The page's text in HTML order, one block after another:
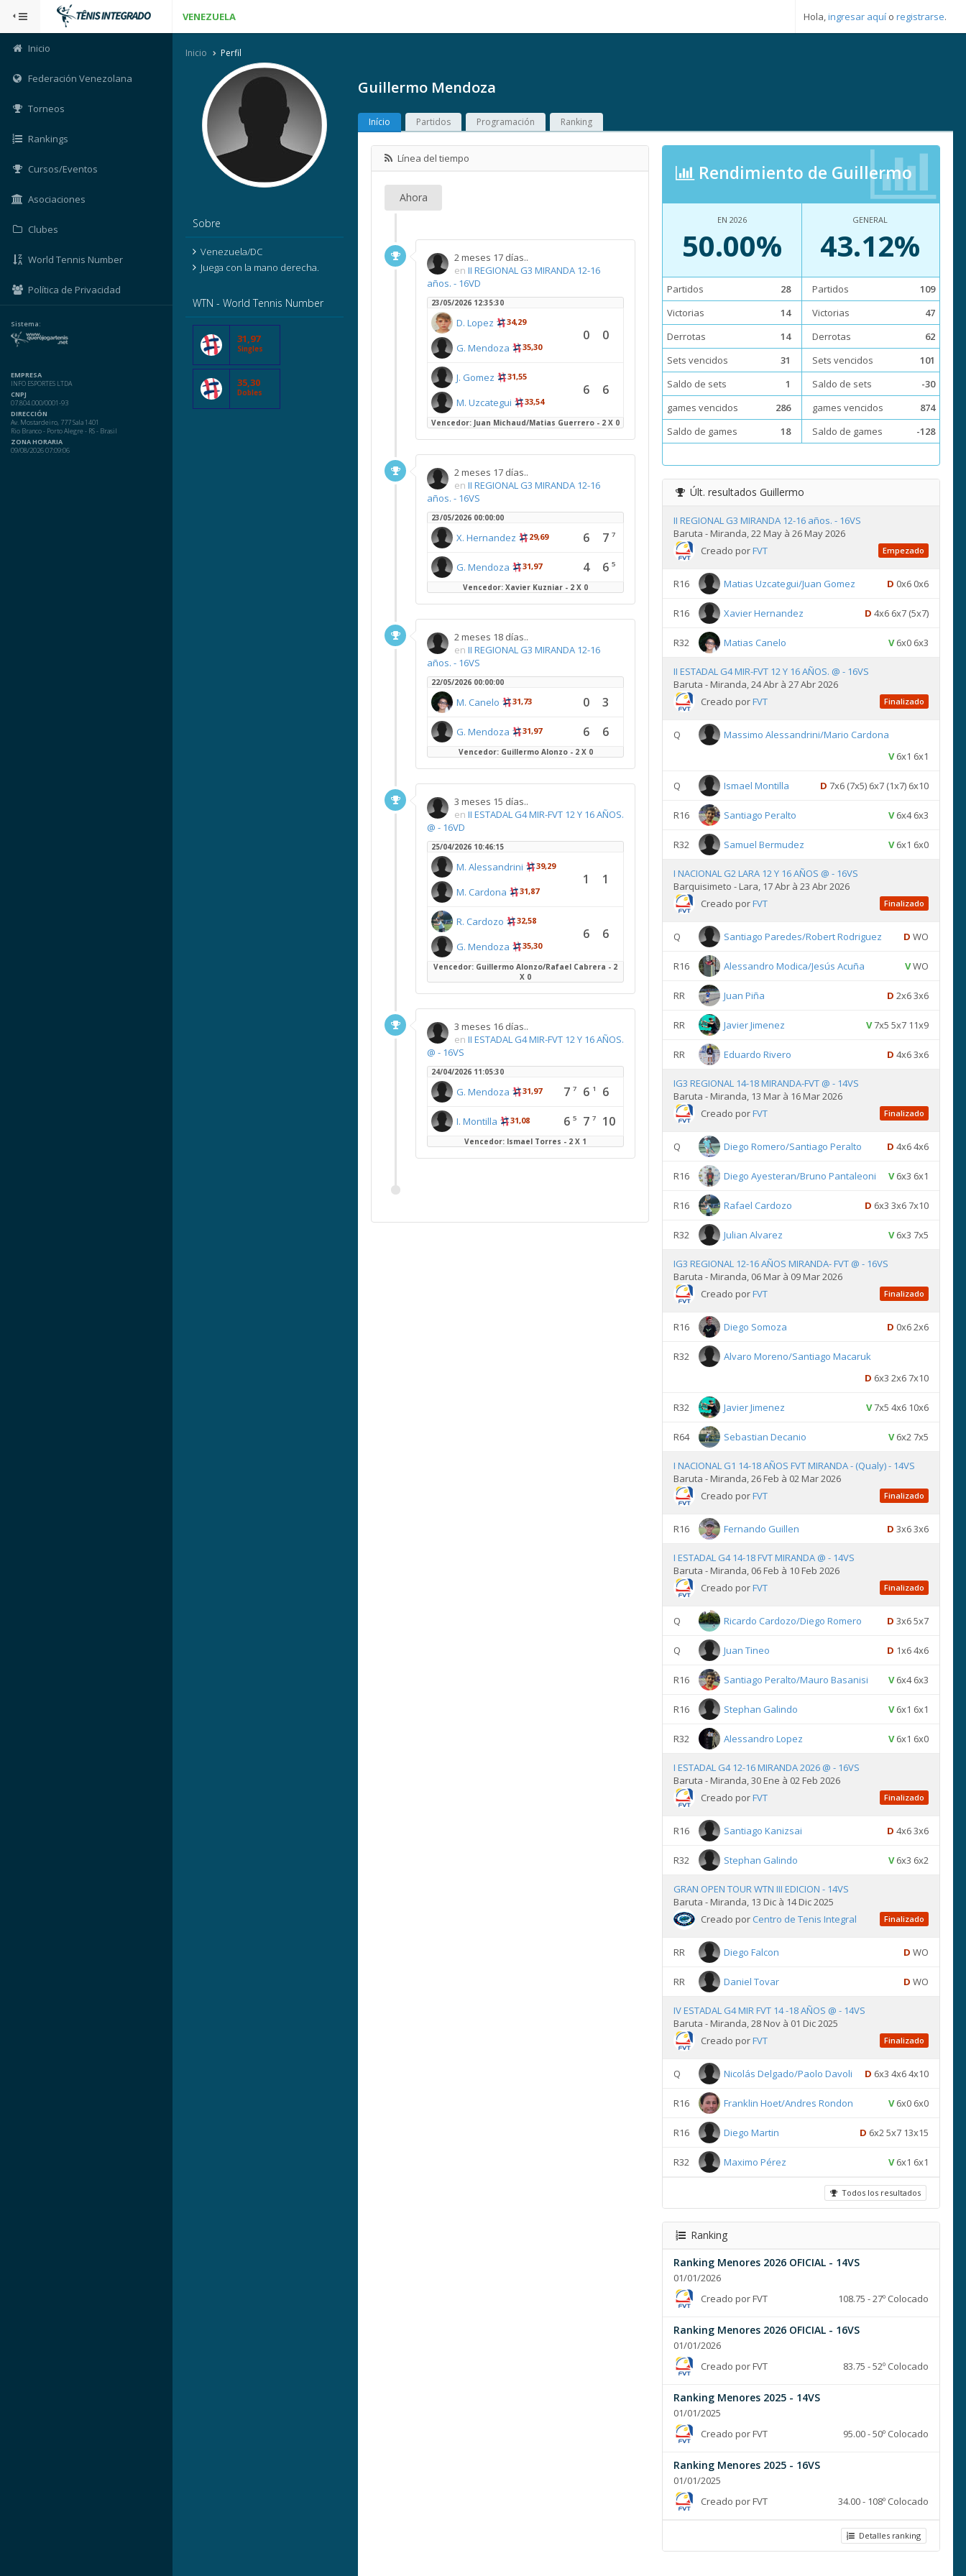
VENEZUELA Hola,ingresar aquí o registrarse.
Inicio
Federación Venezolana
Torneos
Rankings
Cursos/Eventos
Asociaciones
Clubes
World Tennis Number
Política de Privacidad
Sistema:
EMPRESA
INFO ESPORTES LTDA
CNPJ
07.804.000/0001-93
DIRECCIÓN
Av. Mostardeiro, 777 Sala 1401
Rio Branco - Porto Alegre - RS - Brasil
ZONA HORARIA
09/08/2026 07:09:06
Inicio Perfil
Guillermo Mendoza
Sobre
Venezuela/DC
Juega con la mano derecha.
WTN - World Tennis Number
31,97
Singles
35,30
Dobles
Início Partidos Programación Ranking
Línea del tiempo
Ahora
2 meses 17 días..
en II REGIONAL G3 MIRANDA 12-16
años. - 16VD
23/05/2026 12:35:30
D. Lopez 34,29
G. Mendoza 35,30
0 0
J. Gomez 31,55
M. Uzcategui 33,54
6 6
Vencedor: Juan Michaud/Matias Guerrero - 2 X 0
2 meses 17 días..
en II REGIONAL G3 MIRANDA 12-16
años. - 16VS
23/05/2026 00:00:00
X. Hernandez 29,69 6 7 7
G. Mendoza 31,97 4 6 5
Vencedor: Xavier Kuzniar - 2 X 0
2 meses 18 días..
en II REGIONAL G3 MIRANDA 12-16
años. - 16VS
22/05/2026 00:00:00
M. Canelo 31,73 0 3
G. Mendoza 31,97 6 6
Vencedor: Guillermo Alonzo - 2 X 0
3 meses 15 días..
en II ESTADAL G4 MIR-FVT 12 Y 16 AÑOS.
@ - 16VD
25/04/2026 10:46:15
M. Alessandrini 39,29
M. Cardona 31,87
1 1
R. Cardozo 32,58
G. Mendoza 35,30
6 6
Vencedor: Guillermo Alonzo/Rafael Cabrera - 2
X 0
3 meses 16 días..
en II ESTADAL G4 MIR-FVT 12 Y 16 AÑOS.
@ - 16VS
24/04/2026 11:05:30
G. Mendoza 31,97 7 7 6 1 6
I. Montilla 31,08 6 5 7 7 10
Vencedor: Ismael Torres - 2 X 1
Rendimiento de Guillermo
EN 2026
50.00%
Partidos
28
Victorias
14
Derrotas
14
Sets vencidos
31
Saldo de sets
1
games vencidos
286
Saldo de games
18
GENERAL
43.12%
Partidos
109
Victorias
47
Derrotas
62
Sets vencidos
101
Saldo de sets
-30
games vencidos
874
Saldo de games
-128
Últ. resultados Guillermo
II REGIONAL G3 MIRANDA 12-16 años. - 16VS
Baruta - Miranda, 22 May à 26 May 2026
Creado porFVT Empezado
R16 Matias Uzcategui/Juan Gomez D 0x6 0x6
R16 Xavier Hernandez D 4x6 6x7 (5x7)
R32 Matias Canelo V6x0 6x3
II ESTADAL G4 MIR-FVT 12 Y 16 AÑOS. @ - 16VS
Baruta - Miranda, 24 Abr à 27 Abr 2026
Creado porFVT Finalizado
Q
Massimo Alessandrini/Mario Cardona
V6x1 6x1
Q Ismael Montilla D 7x6 (7x5) 6x7 (1x7) 6x10
R16 Santiago Peralto V6x4 6x3
R32 Samuel Bermudez V6x1 6x0
I NACIONAL G2 LARA 12 Y 16 AÑOS @ - 16VS
Barquisimeto - Lara, 17 Abr à 23 Abr 2026
Creado porFVT Finalizado
Q Santiago Paredes/Robert Rodriguez D WO
R16 Alessandro Modica/Jesús Acuña VWO
RR Juan Piña D 2x6 3x6
RR Javier Jimenez V7x5 5x7 11x9
RR Eduardo Rivero D 4x6 3x6
IG3 REGIONAL 14-18 MIRANDA-FVT @ - 14VS
Baruta - Miranda, 13 Mar à 16 Mar 2026
Creado porFVT Finalizado
Q Diego Romero/Santiago Peralto D 4x6 4x6
R16 Diego Ayesteran/Bruno Pantaleoni V6x3 6x1
R16 Rafael Cardozo D 6x3 3x6 7x10
R32 Julian Alvarez V6x3 7x5
IG3 REGIONAL 12-16 AÑOS MIRANDA- FVT @ - 16VS
Baruta - Miranda, 06 Mar à 09 Mar 2026
Creado porFVT Finalizado
R16 Diego Somoza D 0x6 2x6
R32
Alvaro Moreno/Santiago Macaruk
D 6x3 2x6 7x10
R32 Javier Jimenez V7x5 4x6 10x6
R64 Sebastian Decanio V6x2 7x5
I NACIONAL G1 14-18 AÑOS FVT MIRANDA - (Qualy) - 14VS
Baruta - Miranda, 26 Feb à 02 Mar 2026
Creado porFVT Finalizado
R16 Fernando Guillen D 3x6 3x6
I ESTADAL G4 14-18 FVT MIRANDA @ - 14VS
Baruta - Miranda, 06 Feb à 10 Feb 2026
Creado porFVT Finalizado
Q Ricardo Cardozo/Diego Romero D 3x6 5x7
Q Juan Tineo D 1x6 4x6
R16 Santiago Peralto/Mauro Basanisi V6x4 6x3
R16 Stephan Galindo V6x1 6x1
R32 Alessandro Lopez V6x1 6x0
I ESTADAL G4 12-16 MIRANDA 2026 @ - 16VS
Baruta - Miranda, 30 Ene à 02 Feb 2026
Creado porFVT Finalizado
R16 Santiago Kanizsai D 4x6 3x6
R32 Stephan Galindo V6x3 6x2
GRAN OPEN TOUR WTN III EDICION - 14VS
Baruta - Miranda, 13 Dic à 14 Dic 2025
Creado por Centro de Tenis Integral Finalizado
RR Diego Falcon D WO
RR Daniel Tovar D WO
IV ESTADAL G4 MIR FVT 14 -18 AÑOS @ - 14VS
Baruta - Miranda, 28 Nov à 01 Dic 2025
Creado porFVT Finalizado
Q Nicolás Delgado/Paolo Davoli D 6x3 4x6 4x10
R16 Franklin Hoet/Andres Rondon V6x0 6x0
R16 Diego Martin D 6x2 5x7 13x15
R32 Maximo Pérez V6x1 6x1
Todos los resultados
Ranking
Ranking Menores 2026 OFICIAL - 14VS
01/01/2026
Creado por FVT
108.75 - 27º Colocado
Ranking Menores 2026 OFICIAL - 16VS
01/01/2026
Creado por FVT
83.75 - 52º Colocado
Ranking Menores 2025 - 14VS
01/01/2025
Creado por FVT
95.00 - 50º Colocado
Ranking Menores 2025 - 16VS
01/01/2025
Creado por FVT
34.00 - 108º Colocado
Detalles ranking